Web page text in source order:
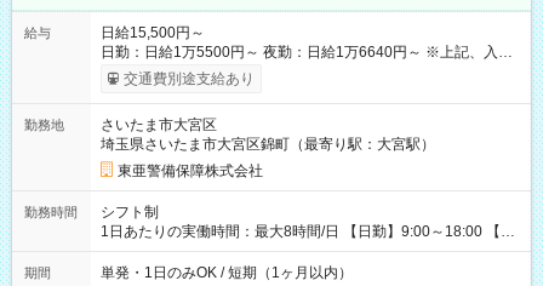
給与
日給15,500円～
日勤：日給1万5500円～ 夜勤：日給1万6640円～ ※上記、入社
祝手当4000円含む(25勤務まで) ┗新任研修の終了から100日以内
┗規定あり ／ 経験や年齢を問わず、 頑張った方全員に支給され
日給は全額支給！ ■月22日以上勤務すると… 日給1000円UP！ ■
日払い・週払い・前払いOK！ 給与即時払いサービス『クリア
(CRIA)』で 最短当日にコンビニATMから 現金で給与を受け取れ
ます♪ ※稼働分・規定あり ■法定研修(7h×3日間)中も 手当をしっ
かり【3万円】支給！ ┗研修手当の一部(9，000円)は手渡しで支
給 ┗昼食代も別途支給(500円×3日間） ┗研修期間中も交通費全
交通費別途支給あり
勤務地
さいたま市大宮区
埼玉県さいたま市大宮区錦町（最寄り駅：大宮駅）
東亜警備保障株式会社
勤務時間
シフト制
1日あたりの実働時間：最大8時間/日 【日勤】9:00～18:00 【夜
勤】20:00～翌5:00 ・【日勤のみ】【夜勤のみ】もOK♪ ・自分
の都合に合わせて稼げます◎ ・シフトの申告は電話・メールで
期間 単発・1日のみOK / 短期（1ヶ月以内）